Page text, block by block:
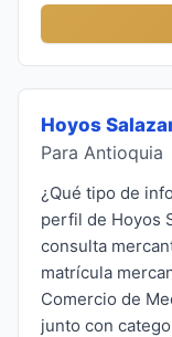
Hoyos
Para Antioquia
¿Qué tipo de
perfil de Hoyos
consulta
matrícula
Comercio de
junto con